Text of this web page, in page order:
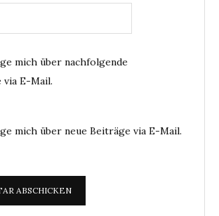
mich über nachfolgende
via E-Mail.
mich über neue Beiträge via E-Mail.